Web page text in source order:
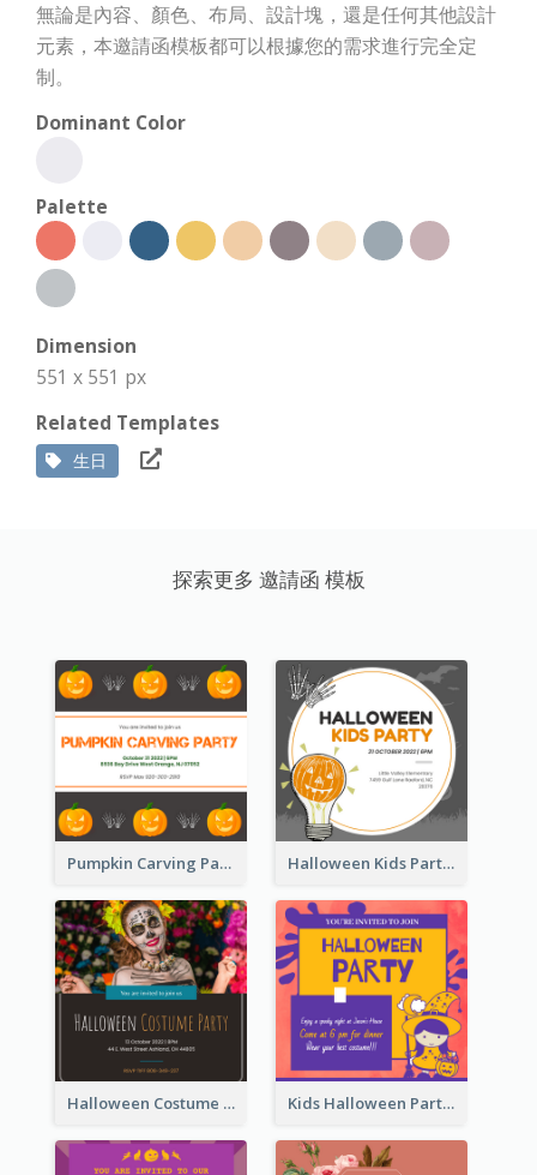
無論是內容、顏色、布局、設計塊，還是任何其他設計
元素，本邀請函模板都可以根據您的需求進行完全定
制。
Dominant Color
Palette
Dimension
551 x 551 px
Related Templates
生日
探索更多 邀請函 模板
Pumpkin Carving Party Invitation Halloween Kids Party Invitation
Halloween Costume Party Invitation Kids Halloween Party Invitation